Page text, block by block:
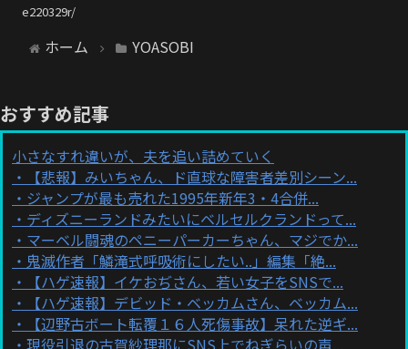
e220329r/
ホーム YOASOBI
おすすめ記事
小さなすれ違いが、夫を追い詰めていく
【悲報】みいちゃん、ド直球な障害者差別シーン...
ジャンプが最も売れた1995年新年3・4合併...
ディズニーランドみたいにベルセルクランドって...
マーベル闘魂のペニーパーカーちゃん、マジでか...
鬼滅作者「鱗滝式呼吸術にしたい..」編集「絶...
【ハゲ速報】イケおぢさん、若い女子をSNSで...
【ハゲ速報】デビッド・ベッカムさん、ベッカム...
【辺野古ボート転覆１６人死傷事故】呆れた逆ギ...
現役引退の古賀紗理那にSNS上でねぎらいの声...